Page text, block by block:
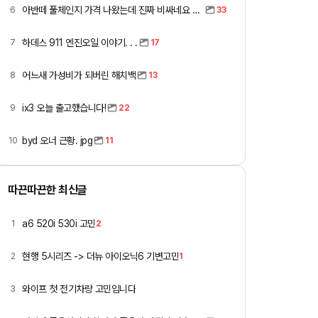
6 아반떼 풀체인지 가격 나왔는데 진짜 비싸네요 ㅎㅎ 33
7 하데스 911 엔진오일 이야기. . . 17
8 어느새 가성비가 되버린 해치백 13
9 ix3 오늘 출고했습니다! 22
10 byd 오너 근황. jpg 11
따끈따끈한 최신글
1 a6 520i 530i 고민 2
2 현행 5시리즈 -> 더뉴 아이오닉6 기변고민1
3 와이프 첫 전기차량 고민입니다